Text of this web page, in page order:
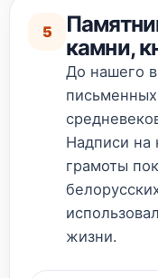
5
камни,
До нашего
Надписи на
грамоты
жизни.